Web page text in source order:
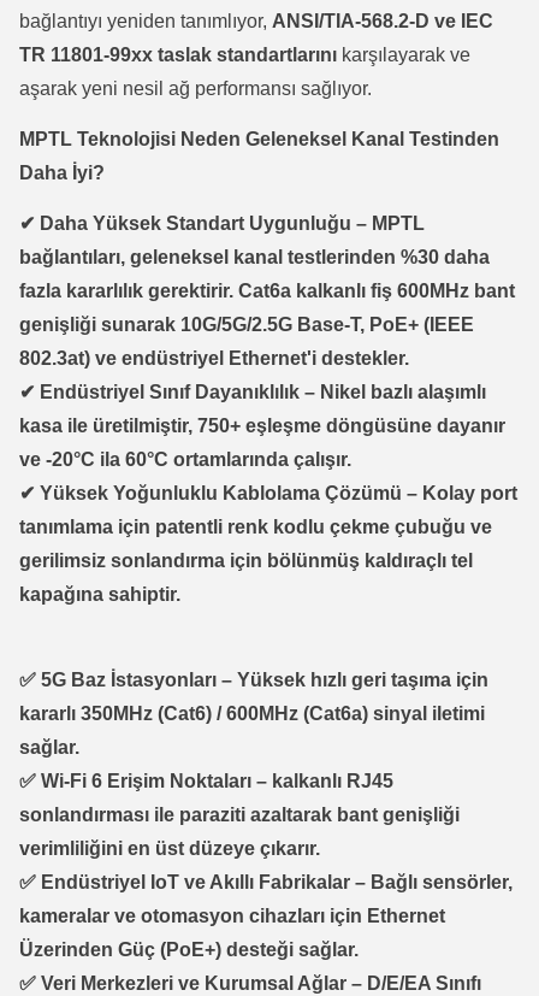
bağlantıyı yeniden tanımlıyor, ANSI/TIA-568.2-D ve IEC
TR 11801-99xx taslak standartlarını karşılayarak ve
aşarak yeni nesil ağ performansı sağlıyor.
MPTL Teknolojisi Neden Geleneksel Kanal Testinden
Daha İyi?
✔ Daha Yüksek Standart Uygunluğu – MPTL
bağlantıları, geleneksel kanal testlerinden %30 daha
fazla kararlılık gerektirir. Cat6a kalkanlı fiş 600MHz bant
genişliği sunarak 10G/5G/2.5G Base-T, PoE+ (IEEE
802.3at) ve endüstriyel Ethernet'i destekler.
✔ Endüstriyel Sınıf Dayanıklılık – Nikel bazlı alaşımlı
kasa ile üretilmiştir, 750+ eşleşme döngüsüne dayanır
ve -20°C ila 60°C ortamlarında çalışır.
✔ Yüksek Yoğunluklu Kablolama Çözümü – Kolay port
tanımlama için patentli renk kodlu çekme çubuğu ve
gerilimsiz sonlandırma için bölünmüş kaldıraçlı tel
kapağına sahiptir.
✅ 5G Baz İstasyonları – Yüksek hızlı geri taşıma için
kararlı 350MHz (Cat6) / 600MHz (Cat6a) sinyal iletimi
sağlar.
✅ Wi-Fi 6 Erişim Noktaları – kalkanlı RJ45
sonlandırması ile paraziti azaltarak bant genişliği
verimliliğini en üst düzeye çıkarır.
✅ Endüstriyel IoT ve Akıllı Fabrikalar – Bağlı sensörler,
kameralar ve otomasyon cihazları için Ethernet
Üzerinden Güç (PoE+) desteği sağlar.
✅ Veri Merkezleri ve Kurumsal Ağlar – D/E/EA Sınıfı